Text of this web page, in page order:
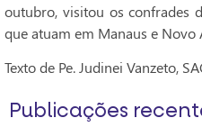
outubro, visitou os confrades
que atuam em Manaus e Novo
Texto de Pe. Judinei Vanzeto,
Publicações